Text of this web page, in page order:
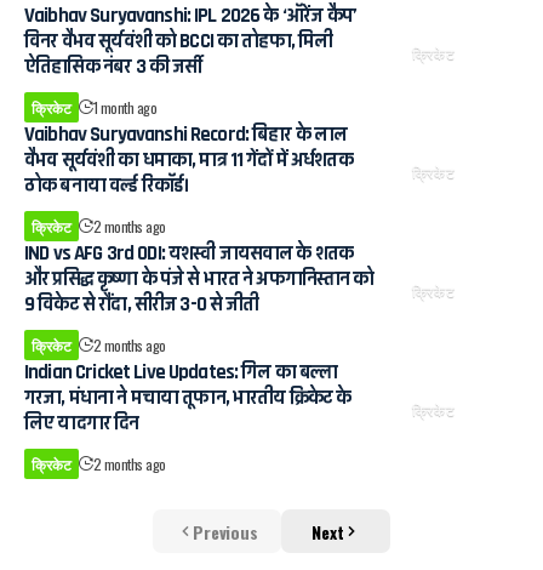
क्रिकेट
Vaibhav Suryavanshi: IPL 2026 के ‘ऑरेंज कैप’
विनर वैभव सूर्यवंशी को BCCI का तोहफा, मिली
ऐतिहासिक नंबर 3 की जर्सी
क्रिकेट 1 month ago
क्रिकेट
Vaibhav Suryavanshi Record: बिहार के लाल
वैभव सूर्यवंशी का धमाका, मात्र 11 गेंदों में अर्धशतक
ठोक बनाया वर्ल्ड रिकॉर्ड।
क्रिकेट 2 months ago
क्रिकेट
IND vs AFG 3rd ODI: यशस्वी जायसवाल के शतक
और प्रसिद्ध कृष्णा के पंजे से भारत ने अफगानिस्तान को
9 विकेट से रौंदा, सीरीज 3-0 से जीती
क्रिकेट 2 months ago
क्रिकेट
Indian Cricket Live Updates: गिल का बल्ला
गरजा, मंधाना ने मचाया तूफान, भारतीय क्रिकेट के
लिए यादगार दिन
क्रिकेट 2 months ago
Previous Next